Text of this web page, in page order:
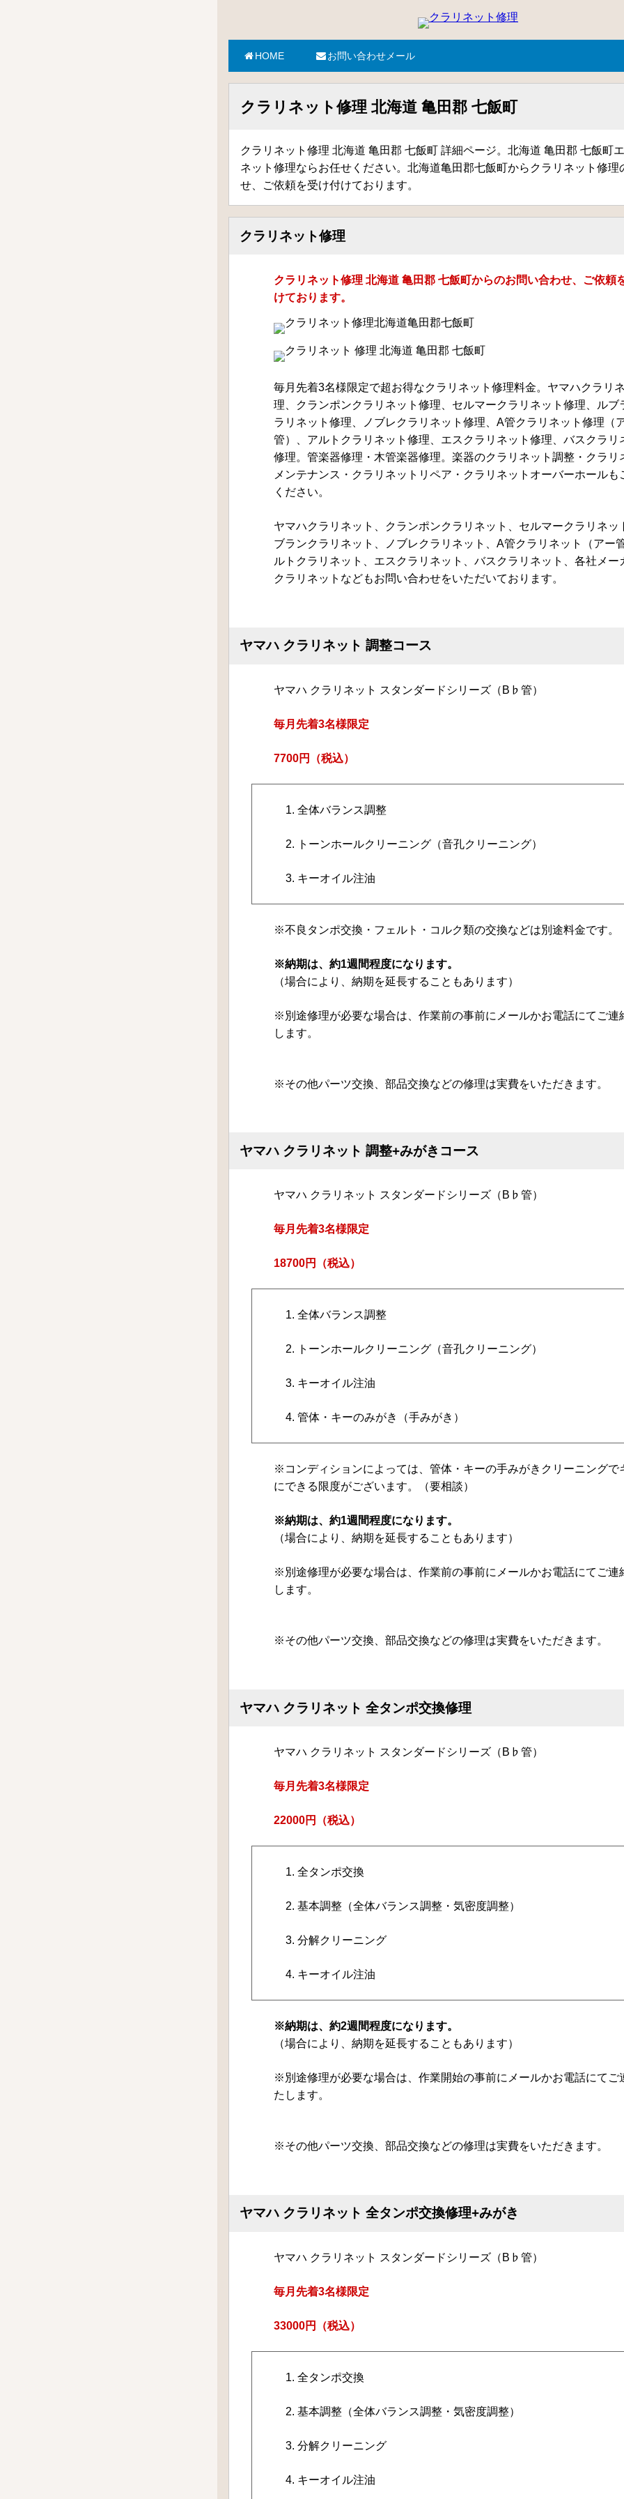
HOME お問い合わせメール
クラリネット修理 北海道 亀田郡 七飯町
クラリネット修理 北海道 亀田郡 七飯町 詳細ページ。北海道 亀田郡 七飯町
ネット修理ならお任せください。北海道亀田郡七飯町からクラリネット修理
せ、ご依頼を受け付けております。
クラリネット修理
クラリネット修理 北海道 亀田郡 七飯町からのお問い合わせ、ご依頼
けております。
毎月先着3名様限定で超お得なクラリネット修理料金。ヤマハクラリ
理、クランポンクラリネット修理、セルマークラリネット修理、ルブ
ラリネット修理、ノブレクラリネット修理、A管クラリネット修理（
管）、アルトクラリネット修理、エスクラリネット修理、バスクラリ
修理。管楽器修理・木管楽器修理。楽器のクラリネット調整・クラリ
メンテナンス・クラリネットリペア・クラリネットオーバーホールも
ください。
ヤマハクラリネット、クランポンクラリネット、セルマークラリネッ
ブランクラリネット、ノブレクラリネット、A管クラリネット（アー
ルトクラリネット、エスクラリネット、バスクラリネット、各社メー
クラリネットなどもお問い合わせをいただいております。
ヤマハ クラリネット 調整コース
ヤマハ クラリネット スタンダードシリーズ（B♭管）
毎月先着3名様限定
7700円（税込）
1. 全体バランス調整
2. トーンホールクリーニング（音孔クリーニング）
3. キーオイル注油
※不良タンポ交換・フェルト・コルク類の交換などは別途料金です。
※納期は、約1週間程度になります。
（場合により、納期を延長することもあります）
※別途修理が必要な場合は、作業前の事前にメールかお電話にてご連
します。
※その他パーツ交換、部品交換などの修理は実費をいただきます。
ヤマハ クラリネット 調整+みがきコース
ヤマハ クラリネット スタンダードシリーズ（B♭管）
毎月先着3名様限定
18700円（税込）
1. 全体バランス調整
2. トーンホールクリーニング（音孔クリーニング）
3. キーオイル注油
4. 管体・キーのみがき（手みがき）
※コンディションによっては、管体・キーの手みがきクリーニングで
にできる限度がございます。（要相談）
※納期は、約1週間程度になります。
（場合により、納期を延長することもあります）
※別途修理が必要な場合は、作業前の事前にメールかお電話にてご連
します。
※その他パーツ交換、部品交換などの修理は実費をいただきます。
ヤマハ クラリネット 全タンポ交換修理
ヤマハ クラリネット スタンダードシリーズ（B♭管）
毎月先着3名様限定
22000円（税込）
1. 全タンポ交換
2. 基本調整（全体バランス調整・気密度調整）
3. 分解クリーニング
4. キーオイル注油
※納期は、約2週間程度になります。
（場合により、納期を延長することもあります）
※別途修理が必要な場合は、作業開始の事前にメールかお電話にてご
たします。
※その他パーツ交換、部品交換などの修理は実費をいただきます。
ヤマハ クラリネット 全タンポ交換修理+みがき
ヤマハ クラリネット スタンダードシリーズ（B♭管）
毎月先着3名様限定
33000円（税込）
1. 全タンポ交換
2. 基本調整（全体バランス調整・気密度調整）
3. 分解クリーニング
4. キーオイル注油